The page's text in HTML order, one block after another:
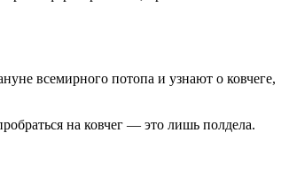
всемирного потопа и узнают о ковчеге,
на ковчег — это лишь полдела.